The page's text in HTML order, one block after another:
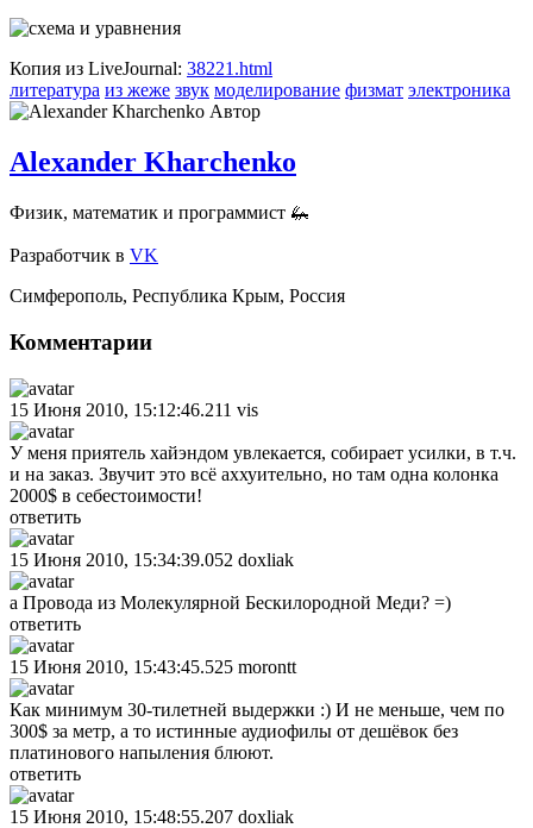
Копия из LiveJournal: 38221.html
литература из жеже звук моделирование физмат электроника
Автор
Alexander Kharchenko
Физик, математик и программист 🦗
Разработчик в VK
Симферополь, Республика Крым, Россия
Комментарии
15 Июня 2010, 15:12:46.211 vis
У меня приятель хайэндом увлекается, собирает усилки, в т.ч.
и на заказ. Звучит это всё аххуительно, но там одна колонка
2000$ в себестоимости!
ответить
15 Июня 2010, 15:34:39.052 doxliak
а Провода из Молекулярной Бескилородной Меди? =)
ответить
15 Июня 2010, 15:43:45.525 morontt
Как минимум 30-тилетней выдержки :) И не меньше, чем по
300$ за метр, а то истинные аудиофилы от дешёвок без
платинового напыления блюют.
ответить
15 Июня 2010, 15:48:55.207 doxliak